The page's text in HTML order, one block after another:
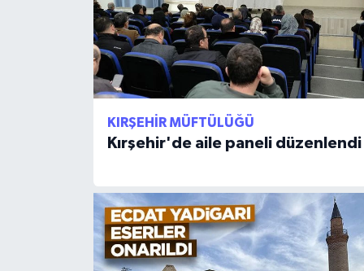
KIRŞEHIR MÜFTÜLÜĞÜ
Kırşehir'de aile paneli düzenlendi
Gümüşhane Müftülüğü
Hakkari Müftülüğü
Hatay Müftülüğü
Iğdır Müftülüğü
İstanbul Müftülüğü
İzmir Müftülüğü